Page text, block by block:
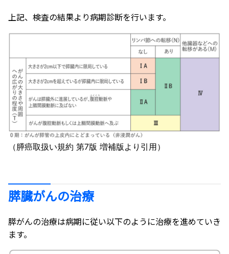
上記、検査の結果より病期診断を行います。
（膵癌取扱い規約 第7版 増補版より引用）
膵臓がんの治療
膵がんの治療は病期に従い以下のように治療を進めていき
ます。